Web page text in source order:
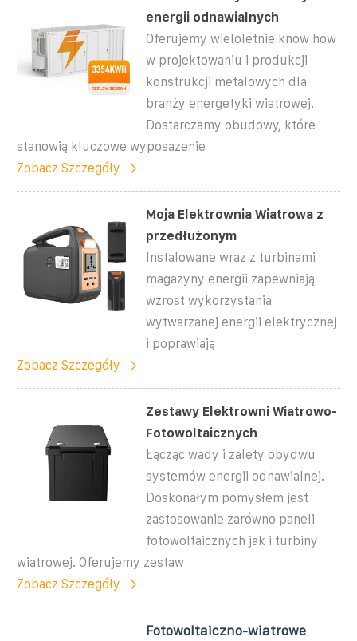
energii odnawialnych
Oferujemy wieloletnie know how
w projektowaniu i produkcji
konstrukcji metalowych dla
branży energetyki wiatrowej.
Dostarczamy obudowy, które
stanowią kluczowe wyposażenie
Zobacz Szczegóły
Moja Elektrownia Wiatrowa z
przedłużonym
Instalowane wraz z turbinami
magazyny energii zapewniają
wzrost wykorzystania
wytwarzanej energii elektrycznej
i poprawiają
Zobacz Szczegóły
Zestawy Elektrowni Wiatrowo-
Fotowoltaicznych
Łącząc wady i zalety obydwu
systemów energii odnawialnej.
Doskonałym pomysłem jest
zastosowanie zarówno paneli
fotowoltaicznych jak i turbiny
wiatrowej. Oferujemy zestaw
Zobacz Szczegóły
Fotowoltaiczno-wiatrowe